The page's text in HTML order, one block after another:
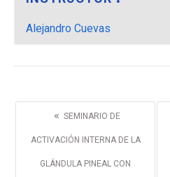
Alejandro Cuevas
« SEMINARIO DE
ACTIVACIÓN INTERNA DE LA
GLÁNDULA PINEAL CON